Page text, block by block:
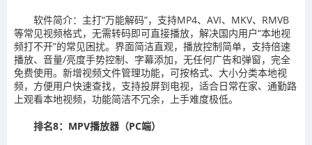
软件简介：主打“万能解码”，支持MP4、AVI、MKV、RMVB
等常见视频格式，无需转码即可直接播放，解决国内用户“本地视
频打不开”的常见困扰。界面简洁直观，播放控制简单，支持倍速
播放、音量/亮度手势控制、字幕添加，无任何广告和弹窗，完全
免费使用。新增视频文件管理功能，可按格式、大小分类本地视
频，方便用户快速查找，支持投屏到电视，适合日常在家、通勤路
上观看本地视频，功能简洁不冗余，上手难度极低。
排名8：MPV播放器（PC端）